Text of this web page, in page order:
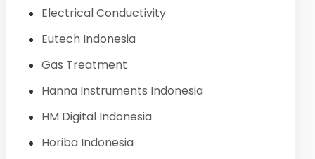
Electrical Conductivity
Eutech Indonesia
Gas Treatment
Hanna Instruments Indonesia
HM Digital Indonesia
Horiba Indonesia